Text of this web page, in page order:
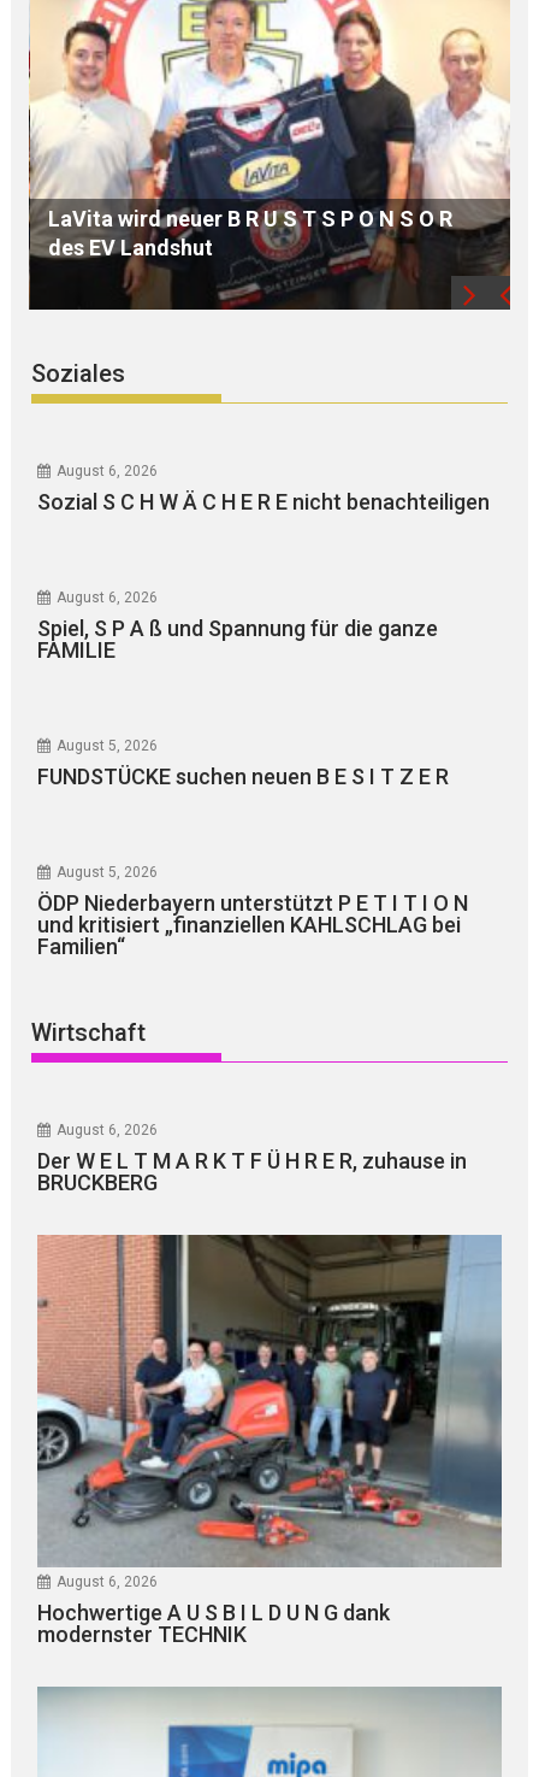
MdB Oßner: E L E K T R I F I Z I E R U N G der
Bahnstrecke MÜHLDORF-LANDSHUT stärkt
die Region
Soziales
August 6, 2026
Sozial S C H W Ä C H E R E nicht benachteiligen
August 6, 2026
Spiel, S P A ß und Spannung für die ganze
FAMILIE
August 5, 2026
FUNDSTÜCKE suchen neuen B E S I T Z E R
August 5, 2026
ÖDP Niederbayern unterstützt P E T I T I O N
und kritisiert „finanziellen KAHLSCHLAG bei
Familien“
Wirtschaft
August 6, 2026
Der W E L T M A R K T F Ü H R E R, zuhause in
BRUCKBERG
August 6, 2026
Hochwertige A U S B I L D U N G dank
modernster TECHNIK